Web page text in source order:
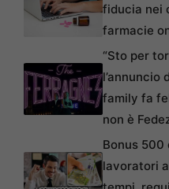
fiducia nei
farmacie
“Sto per
l’annuncio
family fa
non è
Bonus 500
lavoratori